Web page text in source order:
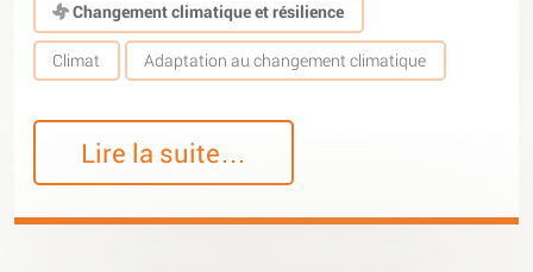
Changement climatique et résilience
Climat Adaptation au changement climatique
Lire la suite…